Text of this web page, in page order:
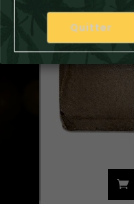
Quitter